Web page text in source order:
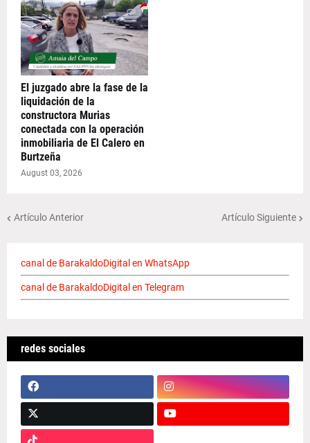
El juzgado abre la fase de la
liquidación de la
constructora Murias
conectada con la operación
inmobiliaria de El Calero en
Burtzeña
August 03, 2026
Artículo Anterior Artículo Siguiente
canal de BarakaldoDigital en WhatsApp
canal de BarakaldoDigital en Telegram
redes sociales